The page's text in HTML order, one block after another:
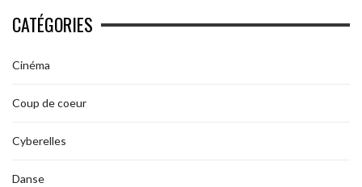
CATÉGORIES
Cinéma
Coup de coeur
Cyberelles
Danse